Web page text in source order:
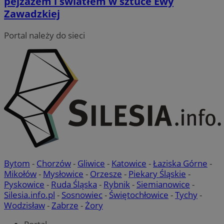
Zawadzkiej
Portal należy do sieci
Bytom - Chorzów- Gliwice - Katowice -Łaziska Górne -
Mikołów- Mysłowice - Orzesze - Piekary Śląskie -
Pyskowice - Ruda Śląska - Rybnik- Siemianowice -
Silesia.info.pl - Sosnowiec- Świętochłowice -Tychy-
Wodzisław-Zabrze -Żory
MvSessID
CookieScriptConsent
mojetychy.pl